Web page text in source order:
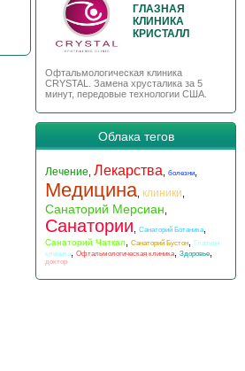
ГЛАЗНАЯ
КЛИНИКА
КРИСТАЛЛ
Офтальмологическая клиника
CRYSTAL. Замена хрусталика за 5
минут, передовые технологии США.
Облака тегов
Лечение Лекарства болезни
Медицина клиники
Санаторий Мерсиан
Санатории Санаторий Ботаника
Санаторий Чаткал Санаторий Бустон
Глазная
клиника
Офтальмологическая клиника Здоровье
доктор